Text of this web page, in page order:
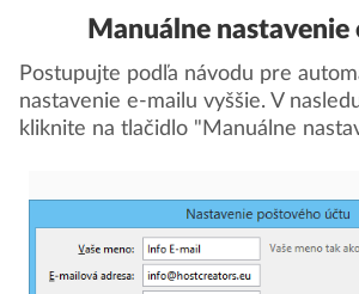
Manuálne nastavenie
Postupujte podľa návodu pre
nastavenie e-mailu vyššie. V
kliknite na tlačidlo "Manuálne